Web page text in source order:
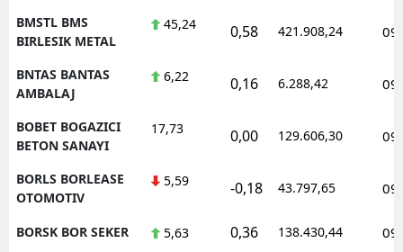
BMSTL BMS
BIRLESIK METAL
45,24 0,58 421.908,24
BNTAS BANTAS
AMBALAJ
6,22 0,16 6.288,42
BOBET BOGAZICI
BETON SANAYI
17,73 0,00 129.606,30
BORLS BORLEASE
OTOMOTIV
5,59 -0,18 43.797,65
BORSK BOR SEKER 5,63 0,36 138.430,44